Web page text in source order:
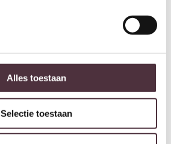
Alles toestaan
Selectie toestaan
Eleonora opbergkast Josh
€1.799,00